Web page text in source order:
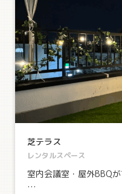
芝テラス
レンタルスペース
室内会議室・屋外BBQ
…